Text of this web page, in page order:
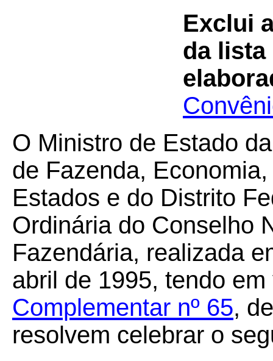
Exclui
da lista
O Ministro de Estado
de Fazenda,
Estados e do Distrito
Ordinária do Conselho
Fazendária, realizada
abril de 1995, tendo
Complementar nº 65,
resolvem celebrar o